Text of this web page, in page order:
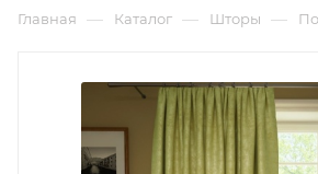
Главная — Каталог — Шторы —